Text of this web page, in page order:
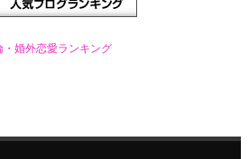
・婚外恋愛ランキング